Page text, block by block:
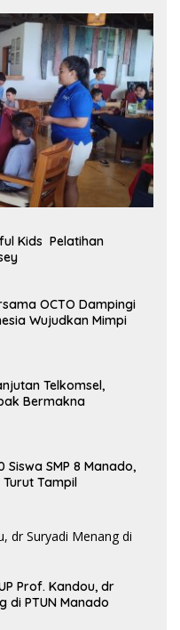
Kids Pelatihan
OCTO Dampingi
Wujudkan Mimpi
Telkomsel,
Bermakna
Siswa SMP 8 Manado,
Tampil
Prof. Kandou, dr
di PTUN Manado